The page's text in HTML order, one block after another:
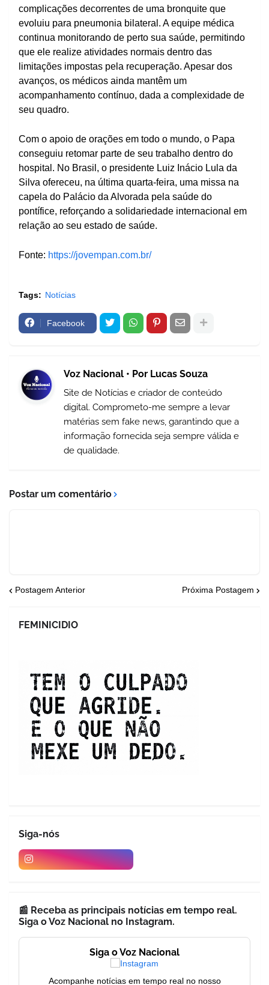
complicações decorrentes de uma bronquite que
evoluiu para pneumonia bilateral. A equipe médica
continua monitorando de perto sua saúde, permitindo
que ele realize atividades normais dentro das
limitações impostas pela recuperação. Apesar dos
avanços, os médicos ainda mantêm um
acompanhamento contínuo, dada a complexidade de
seu quadro.
Com o apoio de orações em todo o mundo, o Papa
conseguiu retomar parte de seu trabalho dentro do
hospital. No Brasil, o presidente Luiz Inácio Lula da
Silva ofereceu, na última quarta-feira, uma missa na
capela do Palácio da Alvorada pela saúde do
pontífice, reforçando a solidariedade internacional em
relação ao seu estado de saúde.
Fonte: https://jovempan.com.br/
Tags: Notícias
Facebook
Voz Nacional • Por Lucas Souza
Site de Notícias e criador de conteúdo
digital. Comprometo-me sempre a levar
matérias sem fake news, garantindo que a
informação fornecida seja sempre válida e
de qualidade.
Postar um comentário
Postagem Anterior Próxima Postagem
FEMINICIDIO
Siga-nós
📰 Receba as principais notícias em tempo real.
Siga o Voz Nacional no Instagram.
Siga o Voz Nacional
Acompanhe notícias em tempo real no nosso